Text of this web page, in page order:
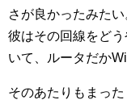
さが良かったみたい
彼はその回線をど
いて、ルータだか
そのあたりもまっ